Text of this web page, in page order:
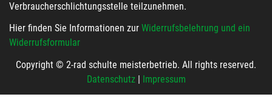
Verbraucherschlichtungsstelle teilzunehmen.
Hier finden Sie Informationen zur Widerrufsbelehrung und ein
Widerrufsformular
Copyright © 2-rad schulte meisterbetrieb. All rights reserved.
Datenschutz| Impressum